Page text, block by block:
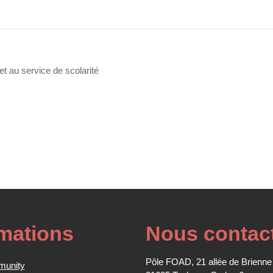
au service de scolarité
Nous
Pôle FOAD, 21 allée de